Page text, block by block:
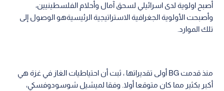
أصبح اولوية لدى اسرائيلي لسحق آمال وأحلام الفلسطينيين،
وأصبحت الأولوية الجغرافية الاستراتيجية الرئيسيةهو الوصول إلى
تلك الموارد.
منذ قدمت BG أولى تقديراتها ، ثبت أن احتياطيات الغاز في غزة هي
أكبر بكثير مما كان متوقعا أولا. وفقا لميشيل شوسودوفسكي،